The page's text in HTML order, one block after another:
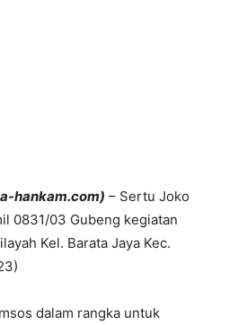
hankam.com) – Sertu Joko
0831/03 Gubeng kegiatan
Kel. Barata Jaya Kec.
dalam rangka untuk